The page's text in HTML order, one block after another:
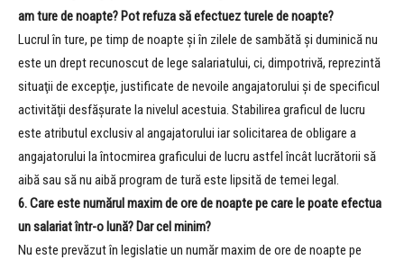
am ture de noapte? Pot refuza să efectuez turele de noapte?
Lucrul în ture, pe timp de noapte şi în zilele de sambătă şi duminică nu
este un drept recunoscut de lege salariatului, ci, dimpotrivă, reprezintă
situaţii de excepţie, justificate de nevoile angajatorului şi de specificul
activităţii desfăşurate la nivelul acestuia. Stabilirea graficul de lucru
este atributul exclusiv al angajatorului iar solicitarea de obligare a
angajatorului la întocmirea graficului de lucru astfel încât lucrătorii să
aibă sau să nu aibă program de tură este lipsită de temei legal.
6. Care este numărul maxim de ore de noapte pe care le poate efectua
un salariat într-o lună? Dar cel minim?
Nu este prevăzut în legislatie un număr maxim de ore de noapte pe